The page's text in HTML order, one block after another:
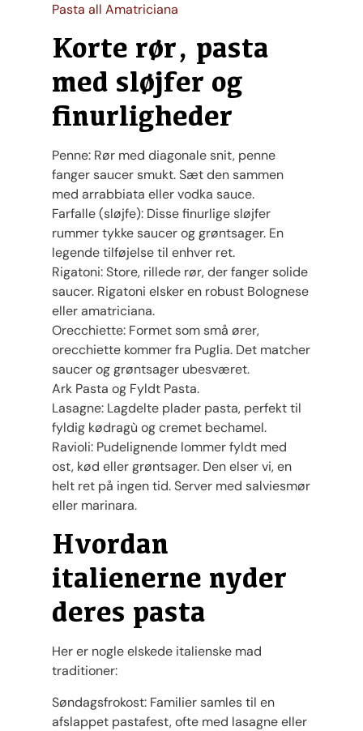
Pasta all Amatriciana
Korte rør, pasta
med sløjfer og
finurligheder
Penne: Rør med diagonale snit, penne
fanger saucer smukt. Sæt den sammen
med arrabbiata eller vodka sauce.
Farfalle (sløjfe): Disse finurlige sløjfer
rummer tykke saucer og grøntsager. En
legende tilføjelse til enhver ret.
Rigatoni: Store, rillede rør, der fanger solide
saucer. Rigatoni elsker en robust Bolognese
eller amatriciana.
Orecchiette: Formet som små ører,
orecchiette kommer fra Puglia. Det matcher
saucer og grøntsager ubesværet.
Ark Pasta og Fyldt Pasta.
Lasagne: Lagdelte plader pasta, perfekt til
fyldig kødragù og cremet bechamel.
Ravioli: Pudelignende lommer fyldt med
ost, kød eller grøntsager. Den elser vi, en
helt ret på ingen tid. Server med salviesmør
eller marinara.
Hvordan
italienerne nyder
deres pasta
Her er nogle elskede italienske mad
traditioner:
Søndagsfrokost: Familier samles til en
afslappet pastafest, ofte med lasagne eller